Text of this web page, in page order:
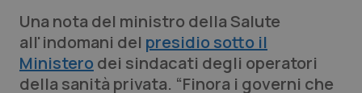
QS Pro
Una nota del ministro della Salute
all'indomani del presidio sotto il
Ministero dei sindacati degli operatori
della sanità privata. “Finora i governi che